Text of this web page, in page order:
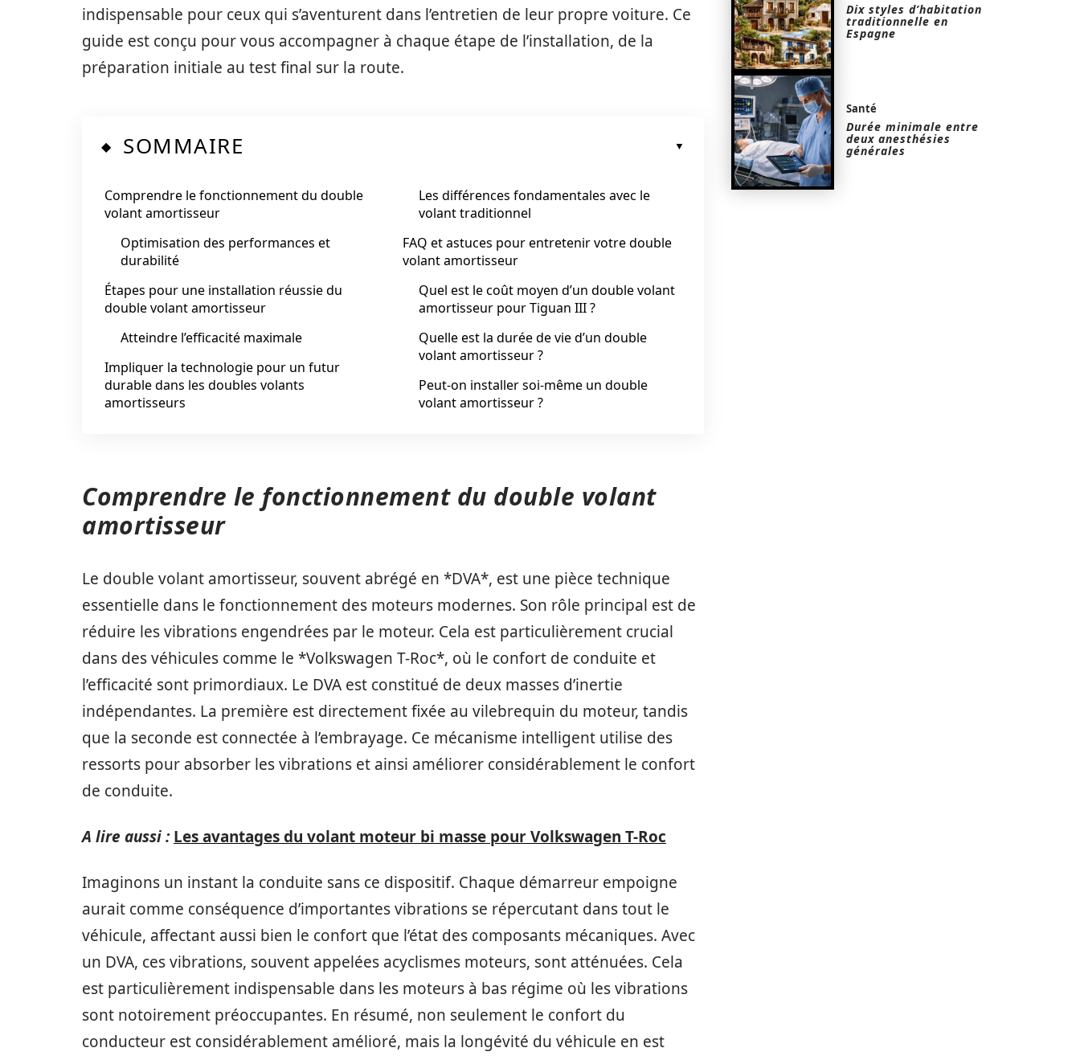
indispensable pour ceux qui s’aventurent dans l’entretien de leur propre voiture. Ce
guide est conçu pour vous accompagner à chaque étape de l’installation, de la
préparation initiale au test final sur la route.
SOMMAIRE
Comprendre le fonctionnement du double
volant amortisseur
Optimisation des performances et
durabilité
Étapes pour une installation réussie du
double volant amortisseur
Atteindre l’efficacité maximale
Impliquer la technologie pour un futur
durable dans les doubles volants
amortisseurs
Les différences fondamentales avec le
volant traditionnel
FAQ et astuces pour entretenir votre double
volant amortisseur
Quel est le coût moyen d’un double volant
amortisseur pour Tiguan III ?
Quelle est la durée de vie d’un double
volant amortisseur ?
Peut-on installer soi-même un double
volant amortisseur ?
Comprendre le fonctionnement du double volant
amortisseur
Le double volant amortisseur, souvent abrégé en *DVA*, est une pièce technique
essentielle dans le fonctionnement des moteurs modernes. Son rôle principal est de
réduire les vibrations engendrées par le moteur. Cela est particulièrement crucial
dans des véhicules comme le *Volkswagen T-Roc*, où le confort de conduite et
l’efficacité sont primordiaux. Le DVA est constitué de deux masses d’inertie
indépendantes. La première est directement fixée au vilebrequin du moteur, tandis
que la seconde est connectée à l’embrayage. Ce mécanisme intelligent utilise des
ressorts pour absorber les vibrations et ainsi améliorer considérablement le confort
de conduite.
A lire aussi : Les avantages du volant moteur bi masse pour Volkswagen T-Roc
Imaginons un instant la conduite sans ce dispositif. Chaque démarreur empoigne
aurait comme conséquence d’importantes vibrations se répercutant dans tout le
véhicule, affectant aussi bien le confort que l’état des composants mécaniques. Avec
un DVA, ces vibrations, souvent appelées acyclismes moteurs, sont atténuées. Cela
est particulièrement indispensable dans les moteurs à bas régime où les vibrations
sont notoirement préoccupantes. En résumé, non seulement le confort du
conducteur est considérablement amélioré, mais la longévité du véhicule en est
Dix styles d’habitation
traditionnelle en
Espagne
Santé
Durée minimale entre
deux anesthésies
générales